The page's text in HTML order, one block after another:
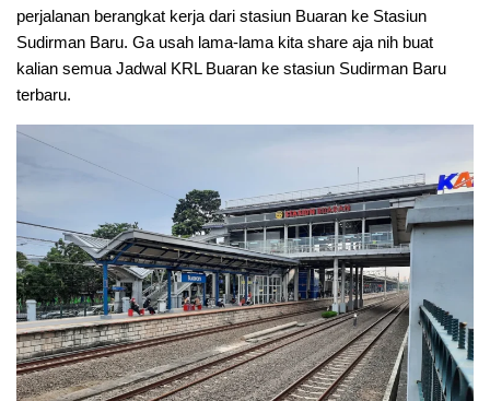
perjalanan berangkat kerja dari stasiun Buaran ke Stasiun
Sudirman Baru. Ga usah lama-lama kita share aja nih buat
kalian semua Jadwal KRL Buaran ke stasiun Sudirman Baru
terbaru.